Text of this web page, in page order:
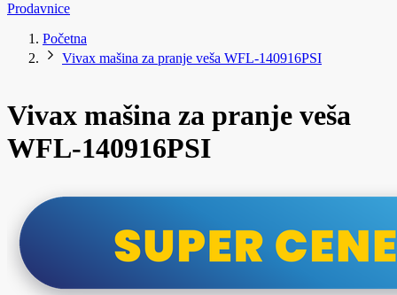
Prodavnice
Početna
Vivax mašina za pranje veša WFL-140916PSI
Vivax mašina za pranje veša
WFL-140916PSI